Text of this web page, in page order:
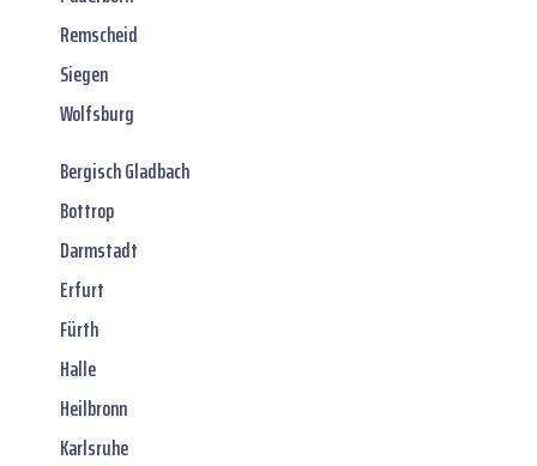
Remscheid
Siegen
Wolfsburg
Bergisch Gladbach
Bottrop
Darmstadt
Erfurt
Fürth
Halle
Heilbronn
Karlsruhe